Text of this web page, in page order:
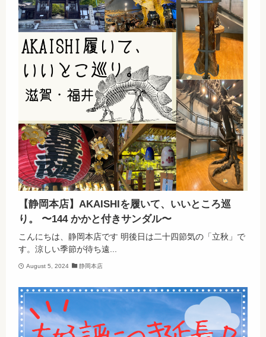
【静岡本店】AKAISHIを履いて、いいところ巡
り。 〜144 かかと付きサンダル〜
こんにちは、静岡本店です 明後日は二十四節気の「立秋」で
す。涼しい季節が待ち遠...
August 5, 2024 静岡本店